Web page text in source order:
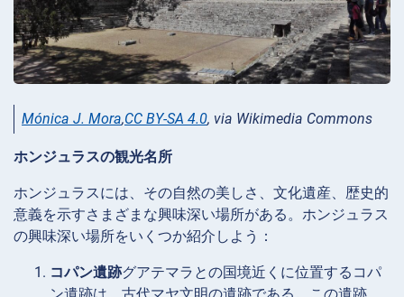
Mónica J. Mora,CC BY-SA 4.0, via Wikimedia Commons
ホンジュラスの観光名所
ホンジュラスには、その自然の美しさ、文化遺産、歴史的
意義を示すさまざまな興味深い場所がある。ホンジュラス
の興味深い場所をいくつか紹介しよう：
コパン遺跡グアテマラとの国境近くに位置するコパ
ン遺跡は、古代マヤ文明の遺跡である。この遺跡